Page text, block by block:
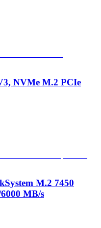
NVMe M.2 PCIe
M.2 7450
MB/s